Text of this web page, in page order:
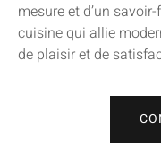
mesure et d’un
cuisine qui allie
de plaisir et de